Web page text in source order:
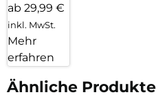
ab 29,99 €
inkl. MwSt.
Mehr
erfahren
Ähnliche Produkte